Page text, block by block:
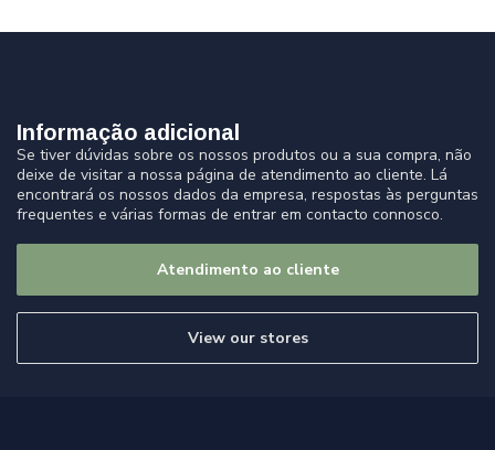
Informação adicional
Se tiver dúvidas sobre os nossos produtos ou a sua compra, não
deixe de visitar a nossa página de atendimento ao cliente. Lá
encontrará os nossos dados da empresa, respostas às perguntas
frequentes e várias formas de entrar em contacto connosco.
Atendimento ao cliente
View our stores